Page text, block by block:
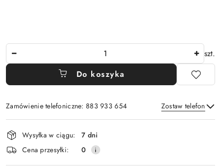
szt.
Do koszyka
Zamówienie telefoniczne: 883 933 654 Zostaw telefon
Wyślij
Dostępność
i
dostawa
Wysyłka w ciągu:
7 dni
Cena przesyłki:
0